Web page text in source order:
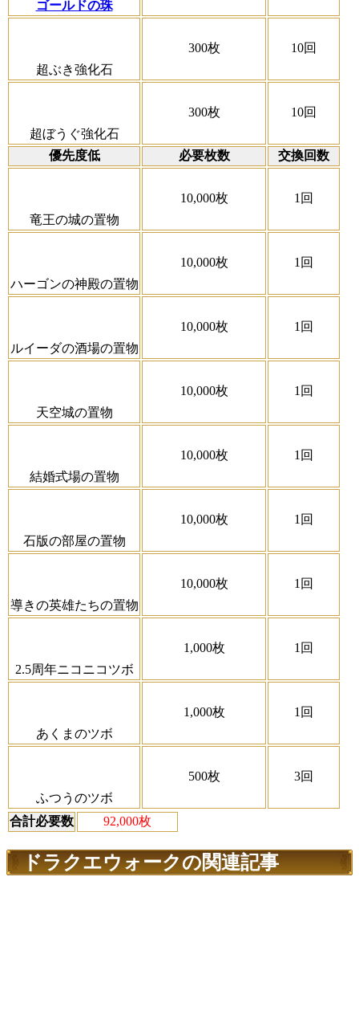
ゴールドの珠
超ぶき強化石
300枚 10回
超ぼうぐ強化石
300枚 10回
優先度低 必要枚数 交換回数
竜王の城の置物
10,000枚 1回
ハーゴンの神殿の置物
10,000枚 1回
ルイーダの酒場の置物
10,000枚 1回
天空城の置物
10,000枚 1回
結婚式場の置物
10,000枚 1回
石版の部屋の置物
10,000枚 1回
導きの英雄たちの置物
10,000枚 1回
2.5周年ニコニコツボ
1,000枚 1回
あくまのツボ
1,000枚 1回
ふつうのツボ
500枚 3回
合計必要数 92,000枚
ドラクエウォークの関連記事